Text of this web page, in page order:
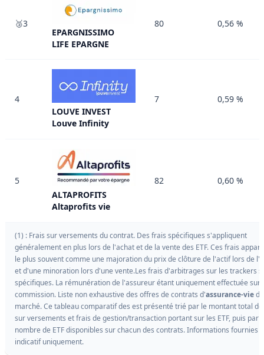
🥉3
EPARGNISSIMO
LIFE EPARGNE
80 0,56 %
4
LOUVE INVEST
Louve Infinity
7 0,59 %
5
ALTAPROFITS
Altaprofits vie
82 0,60 %
(1) : Frais sur versements du contrat. Des frais spécifiques s'appliquent
généralement en plus lors de l'achat et de la vente des ETF. Ces frais
le plus souvent comme une majoration du prix de clôture de l'actif lors de
et d'une minoration lors d'une vente.Les frais d'arbitrages sur les trackers
spécifiques. La rémunération de l'assureur étant uniquement effectuée sur
commission. Liste non exhaustive des offres de contrats d'assurance-viedu
marché. Ce tableau comparatif des est présenté trié par le montant total
sur versements et frais de gestion/transaction portant sur les ETF, puis par
nombre de ETF disponibles sur chacun des contrats. Informations fournies
indicatif uniquement.